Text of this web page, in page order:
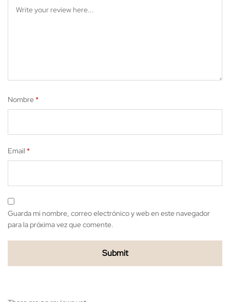
Nombre *
Email *
Guarda mi nombre, correo electrónico y web en este navegador
para la próxima vez que comente.